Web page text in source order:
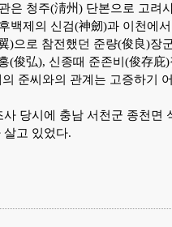
은 청주(淸州) 단본으로 고려
백제의 신검(神劒)과 이천에
)으로 참전했던 준량(俊良)장
(俊弘), 신종때 준존비(俊存庇
준씨와의 관계는 고증하기
사 당시에 충남 서천군 종천면
살고 있었다.